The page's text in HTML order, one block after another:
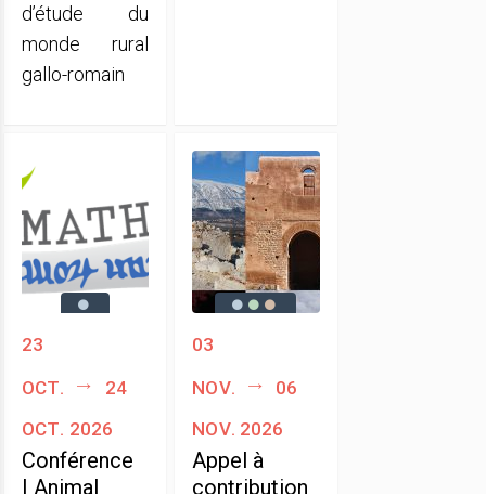
d’étude du
monde rural
gallo-romain
23
oct.
24
oct. 2026
Conférence
| Animal
03
nov.
06
nov. 2026
Appel à
contribution